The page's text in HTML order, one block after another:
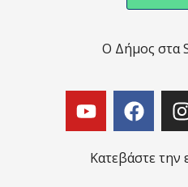
Ο Δήμος στα
Κατεβάστε την